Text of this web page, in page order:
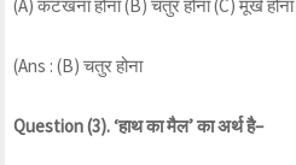
(A) कटखना होना (B) चतुर होना (C) मूर्ख
(Ans : (B) चतुर होना
Question (3). ‘हाथ का मैल’ का अर्थ है–